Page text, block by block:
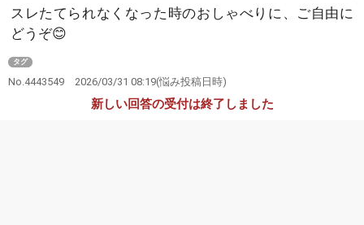
スレたてられなくなった時のおしゃべりに、ご自由に
どうぞ😊
タグ
No.4443549 2026/03/31 08:19(悩み投稿日時)
新しい回答の受付は終了しました